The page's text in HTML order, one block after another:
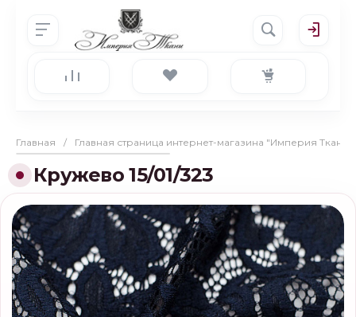
Главная / Главная страница интернет-магазина "Империя Ткани"
Кружево 15/01/323